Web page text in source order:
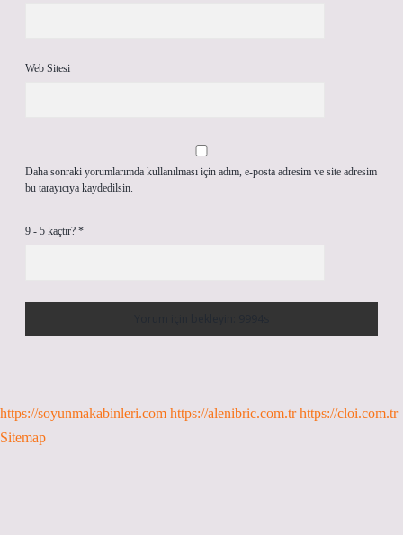
Web Sitesi
Daha sonraki yorumlarımda kullanılması için adım, e-posta adresim ve site adresim
bu tarayıcıya kaydedilsin.
9 - 5 kaçtır? *
https://soyunmakabinleri.com https://alenibric.com.tr https://cloi.com.tr
Sitemap